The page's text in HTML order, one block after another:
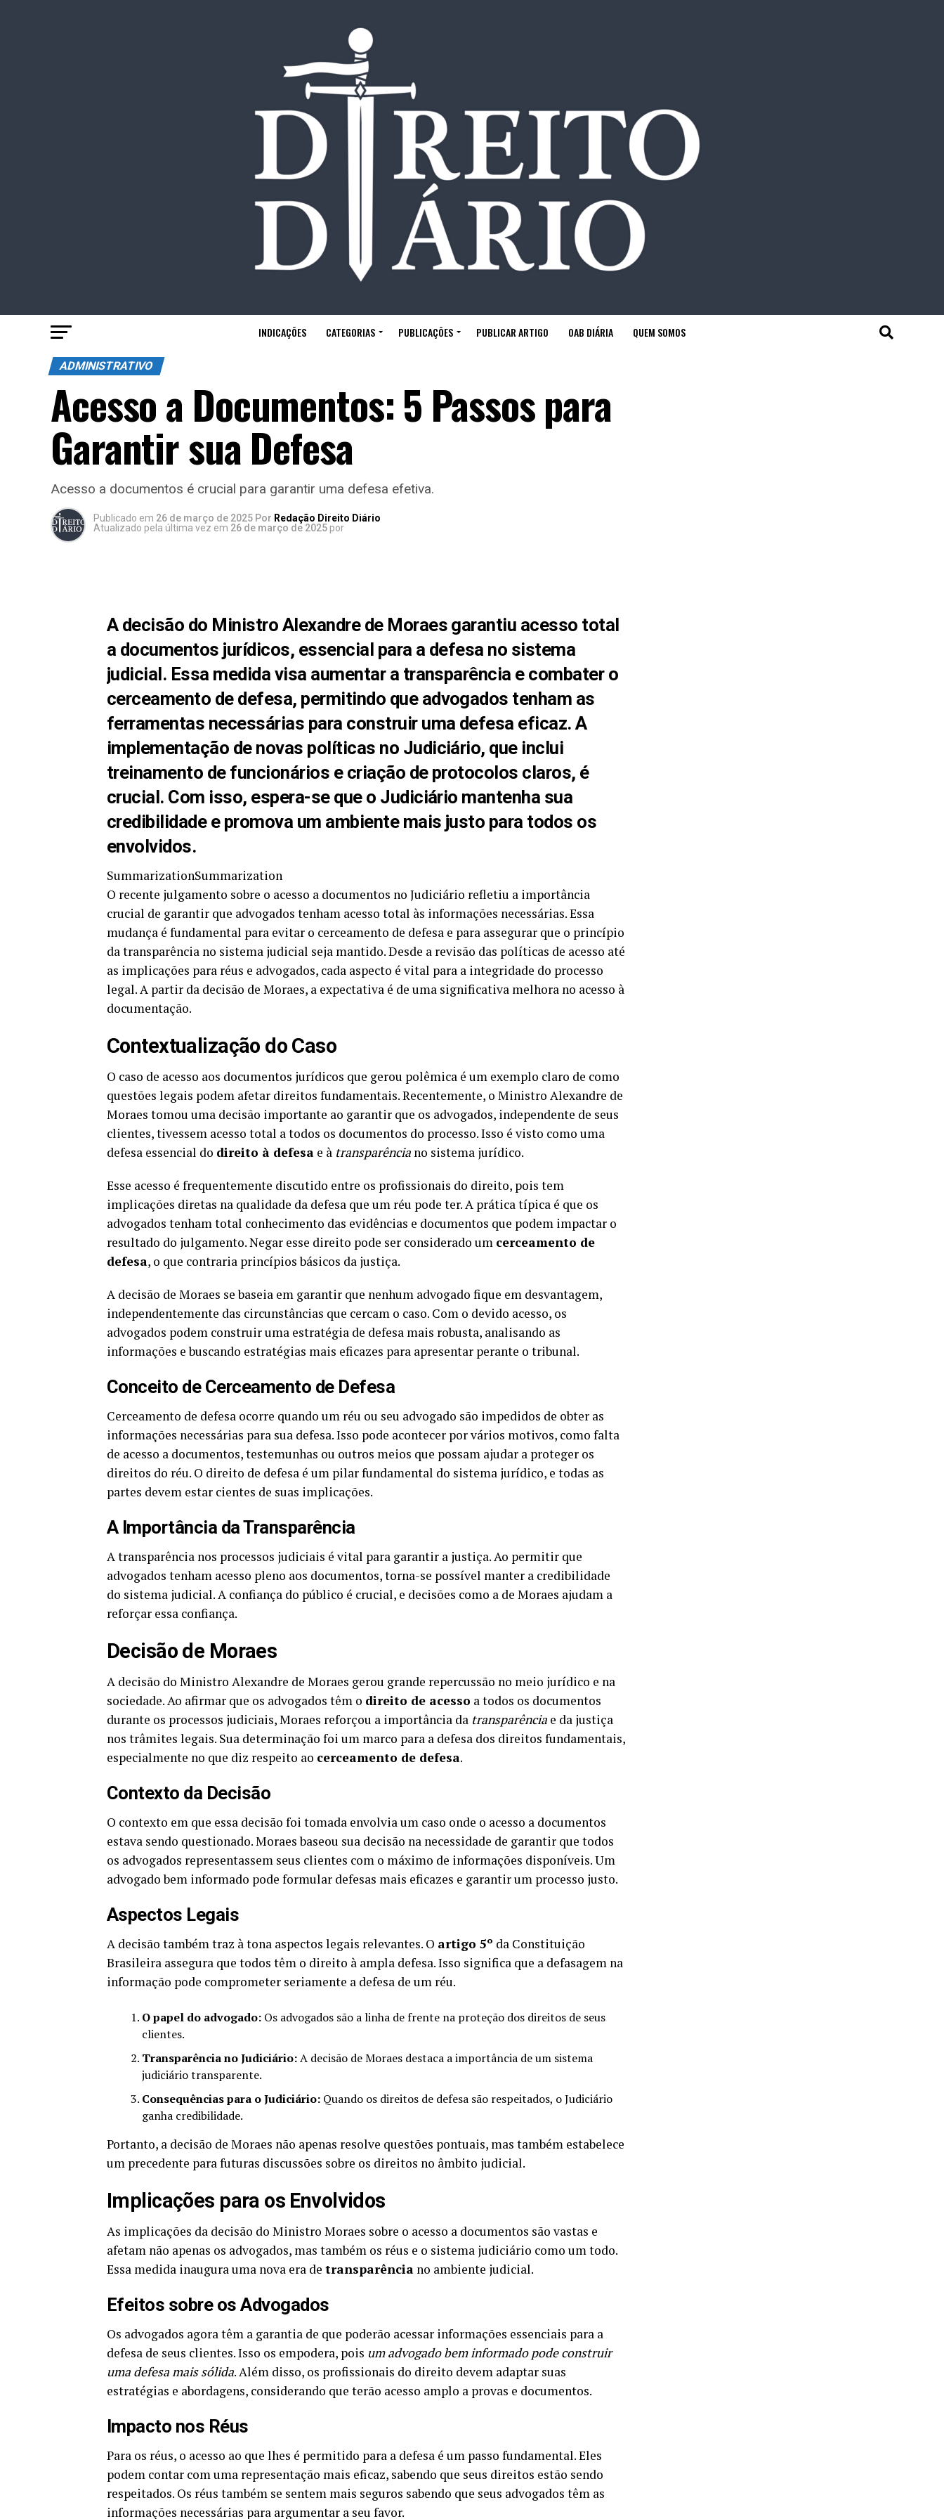
INDICAÇÕES CATEGORIAS PUBLICAÇÕES PUBLICAR ARTIGO OAB DIÁRIA QUEM SOMOS
ADMINISTRATIVO
Acesso a Documentos: 5 Passos para
Garantir sua Defesa
Acesso a documentos é crucial para garantir uma defesa efetiva.
Publicado em 26 de março de 2025 Por Redação Direito Diário
Atualizado pela última vez em 26 de março de 2025 por
A decisão do Ministro Alexandre de Moraes garantiu acesso total
a documentos jurídicos, essencial para a defesa no sistema
judicial. Essa medida visa aumentar a transparência e combater o
cerceamento de defesa, permitindo que advogados tenham as
ferramentas necessárias para construir uma defesa eficaz. A
implementação de novas políticas no Judiciário, que inclui
treinamento de funcionários e criação de protocolos claros, é
crucial. Com isso, espera-se que o Judiciário mantenha sua
credibilidade e promova um ambiente mais justo para todos os
envolvidos.
SummarizationSummarization
O recente julgamento sobre o acesso a documentos no Judiciário refletiu a importância
crucial de garantir que advogados tenham acesso total às informações necessárias. Essa
mudança é fundamental para evitar o cerceamento de defesa e para assegurar que o princípio
da transparência no sistema judicial seja mantido. Desde a revisão das políticas de acesso até
as implicações para réus e advogados, cada aspecto é vital para a integridade do processo
legal. A partir da decisão de Moraes, a expectativa é de uma significativa melhora no acesso à
documentação.
Contextualização do Caso
O caso de acesso aos documentos jurídicos que gerou polêmica é um exemplo claro de como
questões legais podem afetar direitos fundamentais. Recentemente, o Ministro Alexandre de
Moraes tomou uma decisão importante ao garantir que os advogados, independente de seus
clientes, tivessem acesso total a todos os documentos do processo. Isso é visto como uma
defesa essencial do direito à defesa e à transparência no sistema jurídico.
Esse acesso é frequentemente discutido entre os profissionais do direito, pois tem
implicações diretas na qualidade da defesa que um réu pode ter. A prática típica é que os
advogados tenham total conhecimento das evidências e documentos que podem impactar o
resultado do julgamento. Negar esse direito pode ser considerado um cerceamento de
defesa, o que contraria princípios básicos da justiça.
A decisão de Moraes se baseia em garantir que nenhum advogado fique em desvantagem,
independentemente das circunstâncias que cercam o caso. Com o devido acesso, os
advogados podem construir uma estratégia de defesa mais robusta, analisando as
informações e buscando estratégias mais eficazes para apresentar perante o tribunal.
Conceito de Cerceamento de Defesa
Cerceamento de defesa ocorre quando um réu ou seu advogado são impedidos de obter as
informações necessárias para sua defesa. Isso pode acontecer por vários motivos, como falta
de acesso a documentos, testemunhas ou outros meios que possam ajudar a proteger os
direitos do réu. O direito de defesa é um pilar fundamental do sistema jurídico, e todas as
partes devem estar cientes de suas implicações.
A Importância da Transparência
A transparência nos processos judiciais é vital para garantir a justiça. Ao permitir que
advogados tenham acesso pleno aos documentos, torna-se possível manter a credibilidade
do sistema judicial. A confiança do público é crucial, e decisões como a de Moraes ajudam a
reforçar essa confiança.
Decisão de Moraes
A decisão do Ministro Alexandre de Moraes gerou grande repercussão no meio jurídico e na
sociedade. Ao afirmar que os advogados têm o direito de acesso a todos os documentos
durante os processos judiciais, Moraes reforçou a importância da transparência e da justiça
nos trâmites legais. Sua determinação foi um marco para a defesa dos direitos fundamentais,
especialmente no que diz respeito ao cerceamento de defesa.
Contexto da Decisão
O contexto em que essa decisão foi tomada envolvia um caso onde o acesso a documentos
estava sendo questionado. Moraes baseou sua decisão na necessidade de garantir que todos
os advogados representassem seus clientes com o máximo de informações disponíveis. Um
advogado bem informado pode formular defesas mais eficazes e garantir um processo justo.
Aspectos Legais
A decisão também traz à tona aspectos legais relevantes. O artigo 5º da Constituição
Brasileira assegura que todos têm o direito à ampla defesa. Isso significa que a defasagem na
informação pode comprometer seriamente a defesa de um réu.
O papel do advogado: Os advogados são a linha de frente na proteção dos direitos de seus
clientes.
Transparência no Judiciário:A decisão de Moraes destaca a importância de um sistema
judiciário transparente.
Consequências para o Judiciário: Quando os direitos de defesa são respeitados, o Judiciário
ganha credibilidade.
Portanto, a decisão de Moraes não apenas resolve questões pontuais, mas também estabelece
um precedente para futuras discussões sobre os direitos no âmbito judicial.
Implicações para os Envolvidos
As implicações da decisão do Ministro Moraes sobre o acesso a documentos são vastas e
afetam não apenas os advogados, mas também os réus e o sistema judiciário como um todo.
Essa medida inaugura uma nova era de transparência no ambiente judicial.
Efeitos sobre os Advogados
Os advogados agora têm a garantia de que poderão acessar informações essenciais para a
defesa de seus clientes. Isso os empodera, pois um advogado bem informado pode construir
uma defesa mais sólida. Além disso, os profissionais do direito devem adaptar suas
estratégias e abordagens, considerando que terão acesso amplo a provas e documentos.
Impacto nos Réus
Para os réus, o acesso ao que lhes é permitido para a defesa é um passo fundamental. Eles
podem contar com uma representação mais eficaz, sabendo que seus direitos estão sendo
respeitados. Os réus também se sentem mais seguros sabendo que seus advogados têm as
informações necessárias para argumentar a seu favor.